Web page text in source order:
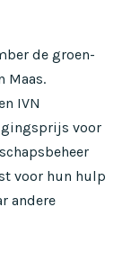
de groen-
Maas.
IVN
voor
voor hun hulp
andere